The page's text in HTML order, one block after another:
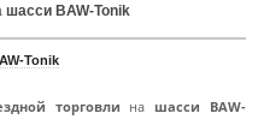
шасси BAW-Tonik
Tonik
торговли на шасси BAW-